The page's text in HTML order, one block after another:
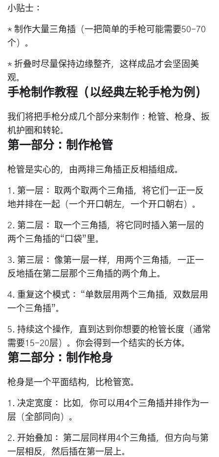
小贴士：
* 制作大量三角插（一把简单的手枪可能需要50-70
个）。
* 折叠时尽量保持边缘整齐，这样成品才会坚固美
观。
手枪制作教程（以经典左轮手枪为例）
我们将把手枪分成几个部分来制作： 枪管、枪身、扳
机护圈和转轮。
第一部分：制作枪管
枪管是实心的，由两排三角插正反相插组成。
1. 第一层： 取两个取两个三角插，将它们 一正一反
地并排在一起（一个开口朝左，一个开口朝右）。
2. 第二层：
取一个三角插，将它同时插入第一层的
两个三角插的“口袋”里。
3. 第三层：
像第一层一样，用两个三角插，一正一
反地插在第二层那个三角插的两个角上。
4. 重复这个模式：
“单数层用两个三角插，双数层用
一个三角插”。
5. 持续这个操作，直到达到你想要的枪管长度（通常
需要15-20层）。你会得到一个结实的长方体。
第二部分：制作枪身
枪身是一个平面结构，比枪管宽。
1. 决定宽度： 比如，你可以用4个三角插并排作为一
层（全部同向）。
2. 开始叠加：
第二层同样用4个三角插，但方向与第
一层相反，然后插在第一层上。